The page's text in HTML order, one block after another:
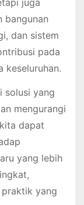
juga
bangunan
dan sistem
pada
keseluruhan.
solusi yang
mengurangi
dapat
yang lebih
yang